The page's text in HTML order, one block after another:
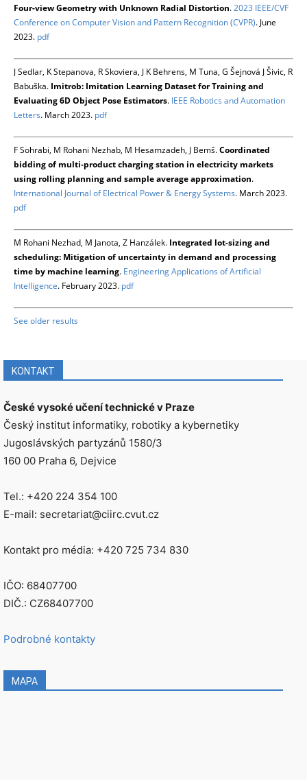
Four-view Geometry with Unknown Radial Distortion.2023 IEEE/CVF
Conference on Computer Vision and Pattern Recognition (CVPR). June
2023. pdf
J Sedlar, K Stepanova, R Skoviera, J K Behrens, M Tuna, G Šejnová J Šivic, R
Babuška. Imitrob: Imitation Learning Dataset for Training and
Evaluating 6D Object Pose Estimators. IEEE Robotics and Automation
Letters. March 2023. pdf
F Sohrabi, M Rohani Nezhab, M Hesamzadeh, J Bemš.Coordinated
bidding of multi-product charging station in electricity markets
using rolling planning and sample average approximation.
International Journal of Electrical Power & Energy Systems. March 2023.
pdf
M Rohani Nezhad, M Janota, Z Hanzálek. Integrated lot-sizing and
scheduling: Mitigation of uncertainty in demand and processing
time by machine learning. Engineering Applications of Artificial
Intelligence. February 2023. pdf
See older results
KONTAKT
České vysoké učení technické v Praze
Český institut informatiky, robotiky a kybernetiky
Jugoslávských partyzánů 1580/3
160 00 Praha 6, Dejvice
Tel.: +420 224 354 100
E-mail: secretariat@ciirc.cvut.cz
Kontakt pro média: +420 725 734 830
IČO: 68407700
DIČ.: CZ68407700
Podrobné kontakty
MAPA